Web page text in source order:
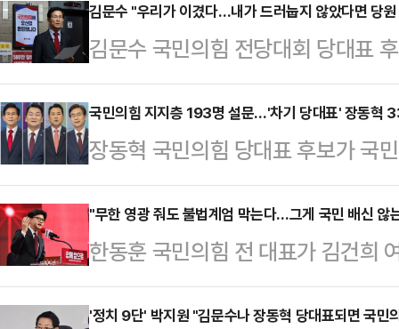
라를 끌고 가 주이소"국민의힘 핵
군중 속으로 안철수 국민의힘 당대
가 쏟아졌다. 달성공원 새벽시장부
지 고령층 시민들은 당에 대한 우려
를 전하며 현실적 고충과 환영의
트는 …
김문수 "우리가 이겼다…내가 드러눕지 않았다면 당
김문수 국민의힘 전당대회 당대표
탈취 저지 국민 보고회' 글을 통해 "
지 투쟁하자"고 촉구하며 굳은 대
페이스북을 통해 "대한민국 민주주
지 않는 투쟁 김문수가 앞장서겠다
는 "지난 8월 13일 나는 대전에서
앙당사로 달려와야 했다"며 "500만
이재명 특검의…
국민의힘 지지층 193명 설문…'차기 당대표' 장동
장동혁 국민의힘 당대표 후보가 국
하면서 30%를 기록한 김문수 후보
론조사 결과가 나왔다.엠브레인퍼
리서치가 지난 18~20일 무선 전화
(NBS)에서 '국민의힘 차기 당대표
"무한 영광 줘도 불법계엄 막는다…그게 국민 배신 않
한동훈 국민의힘 전 대표가 김건희
'무한한 영광' 발언 논란에 대해 "나
직과 불법계엄을 막는다"고 일축했
'정치 9단' 박지원 "김문수나 장동혁 당대표되면 국